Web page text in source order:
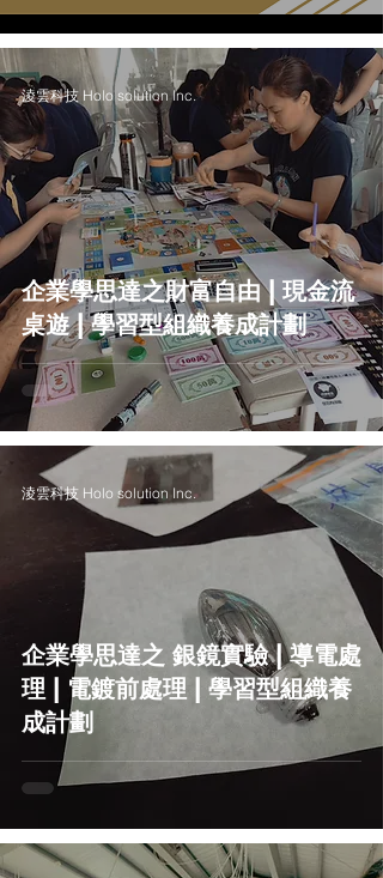
企業學思達之財富自由 | 現金流
桌遊 | 學習型組織養成計劃
淩雲科技 Holo solution Inc.
企業學思達之 銀鏡實驗 | 導電處
理 | 電鍍前處理 | 學習型組織養
成計劃
淩雲科技 Holo solution Inc.